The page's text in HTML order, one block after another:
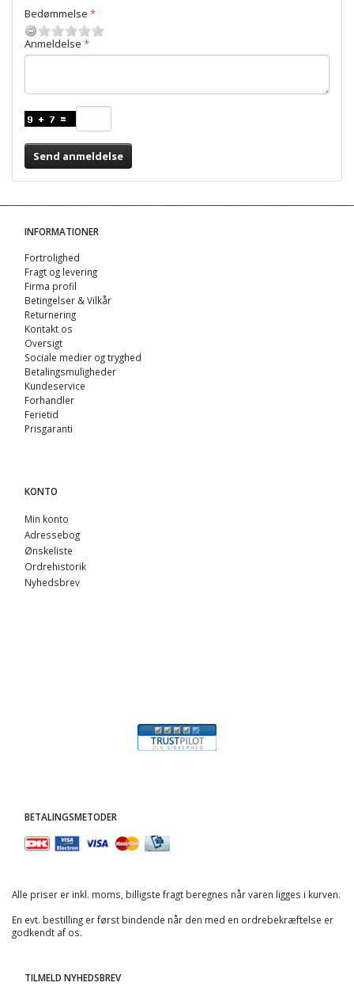
Bedømmelse
Anmeldelse
Send anmeldelse
INFORMATIONER
Fortrolighed
Fragt og levering
Firma profil
Betingelser & Vilkår
Returnering
Kontakt os
Oversigt
Sociale medier og tryghed
Betalingsmuligheder
Kundeservice
Forhandler
Ferietid
Prisgaranti
KONTO
Min konto
Adressebog
Ønskeliste
Ordrehistorik
Nyhedsbrev
BETALINGSMETODER
Alle priser er inkl. moms, billigste fragt beregnes når varen ligges i kurven.
En evt. bestilling er først bindende når den med en ordrebekræftelse er
godkendt af os.
TILMELD NYHEDSBREV